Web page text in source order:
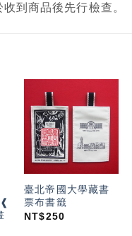
到商品後先行檢查。
加入
「願
單」
臺北帝國大學藏書
票布書籤
NT$250